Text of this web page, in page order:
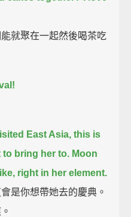
就聚在一起然後喝茶吃
East Asia, this is
to bring her to. Moon
right in her element.
是你想帶她去的慶典。